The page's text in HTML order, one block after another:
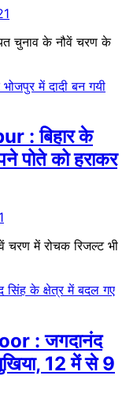
चुनाव के नौवें चरण के
: बिहार के
पोते को हराकर
चरण में रोचक रिजल्ट भी
: जगदानंद
12 में से 9